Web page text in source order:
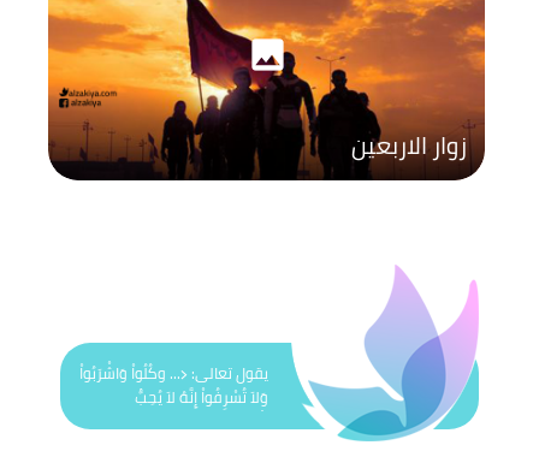
photo
زوار الاربعين
يقول تعالى: ﴿... وكُلُواْ وَاشْرَبُواْ
وَلاَ تُسْرِفُواْ إِنَّهُ لاَ يُحِبُّ
الْمُسْرِفِينَ﴾